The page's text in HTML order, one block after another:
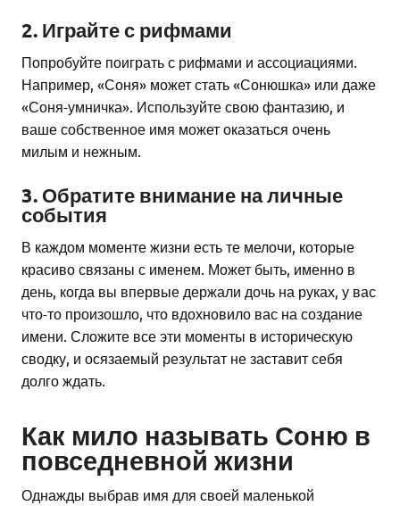
2. Играйте с рифмами
Попробуйте поиграть с рифмами и ассоциациями.
Например, «Соня» может стать «Сонюшка» или даже
«Соня-умничка». Используйте свою фантазию, и
ваше собственное имя может оказаться очень
милым и нежным.
3. Обратите внимание на личные
события
В каждом моменте жизни есть те мелочи, которые
красиво связаны с именем. Может быть, именно в
день, когда вы впервые держали дочь на руках, у вас
что-то произошло, что вдохновило вас на создание
имени. Сложите все эти моменты в историческую
сводку, и осязаемый результат не заставит себя
долго ждать.
Как мило называть Соню в
повседневной жизни
Однажды выбрав имя для своей маленькой